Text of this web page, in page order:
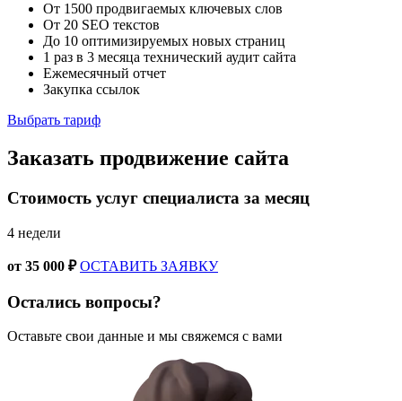
От 1500 продвигаемых ключевых слов
От 20 SEO текстов
До 10 оптимизируемых новых страниц
1 раз в 3 месяца технический аудит сайта
Ежемесячный отчет
Закупка ссылок
Выбрать тариф
Заказать продвижение сайта
Стоимость услуг специалиста за месяц
4 недели
от 35 000 ₽ ОСТАВИТЬ ЗАЯВКУ
Остались вопросы?
Оставьте свои данные и мы свяжемся с вами